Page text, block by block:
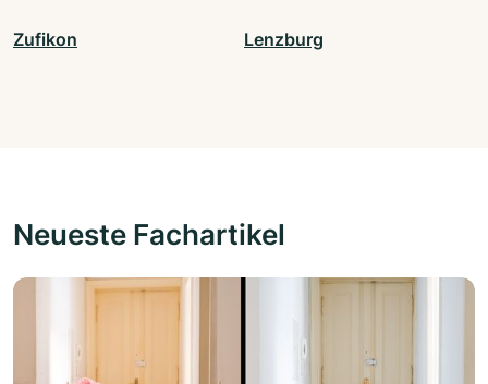
Zufikon Lenzburg
Neueste Fachartikel